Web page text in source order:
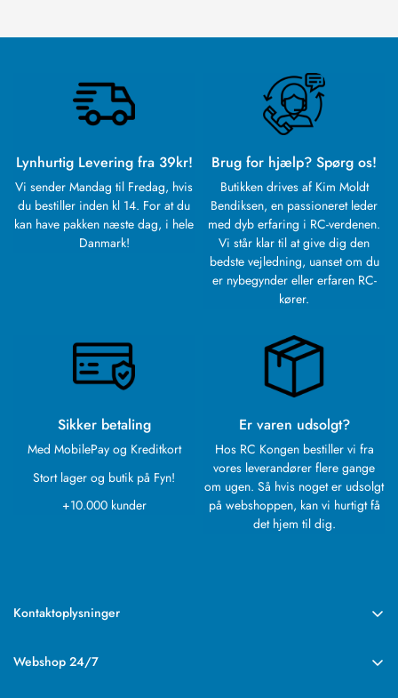
Lynhurtig Levering fra 39kr!
Vi sender Mandag til Fredag, hvis
du bestiller inden kl 14. For at du
kan have pakken næste dag, i hele
Danmark!
Brug for hjælp? Spørg os!
Butikken drives af Kim Moldt
Bendiksen, en passioneret leder
med dyb erfaring i RC-verdenen.
Vi står klar til at give dig den
bedste vejledning, uanset om du
er nybegynder eller erfaren RC-
kører.
Sikker betaling
Med MobilePay og Kreditkort
Stort lager og butik på Fyn!
+10.000 kunder
Er varen udsolgt?
Hos RC Kongen bestiller vi fra
vores leverandører flere gange
om ugen. Så hvis noget er udsolgt
på webshoppen, kan vi hurtigt få
det hjem til dig.
Kontaktoplysninger
Rebslagervej 6
Webshop 24/7